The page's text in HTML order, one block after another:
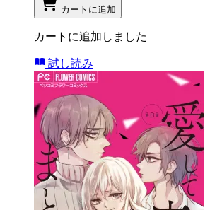
カートに追加
カートに追加しました
試し読み